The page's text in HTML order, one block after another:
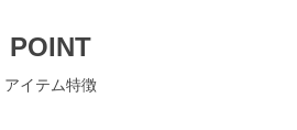
POINT
アイテム特徴